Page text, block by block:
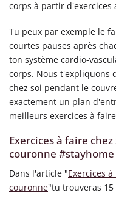
corps à partir d'exercices
Tu peux par exemple le
courtes pauses après
ton système cardio-
corps. Nous t'expliquons
chez soi pendant le
exactement un plan
meilleurs exercices à
Exercices à faire
couronne #stayhome
Dans l'article "Exercices
couronne"tu trouveras 15